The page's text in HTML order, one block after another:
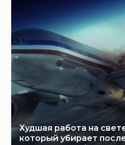
Худшая работа на
который убирает